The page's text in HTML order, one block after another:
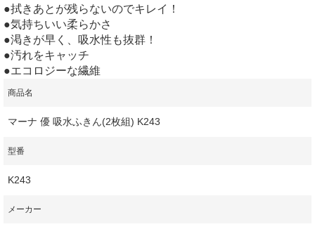
●拭きあとが残らないのでキレイ！
●気持ちいい柔らかさ
●渇きが早く、吸水性も抜群！
●汚れをキャッチ
●エコロジーな繊維
商品名
マーナ 優 吸水ふきん(2枚組) K243
型番
K243
メーカー